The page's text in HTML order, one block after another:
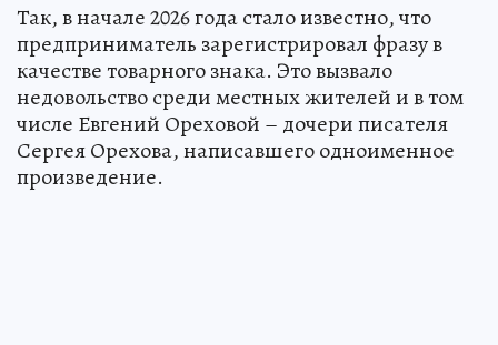
Так, в начале 2026 года стало известно, что
предприниматель зарегистрировал фразу в
качестве товарного знака. Это вызвало
недовольство среди местных жителей и в том
числе Евгений Ореховой – дочери писателя
Сергея Орехова, написавшего одноименное
произведение.